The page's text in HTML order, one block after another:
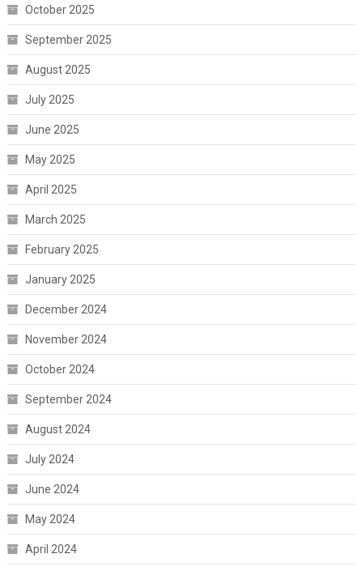
October 2025
September 2025
August 2025
July 2025
June 2025
May 2025
April 2025
March 2025
February 2025
January 2025
December 2024
November 2024
October 2024
September 2024
August 2024
July 2024
June 2024
May 2024
April 2024